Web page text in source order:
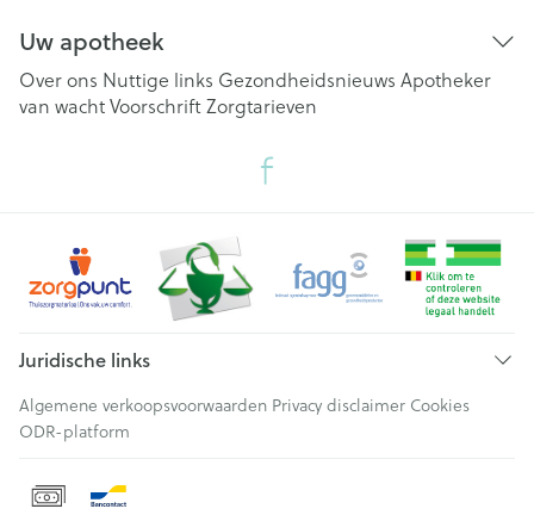
Uw apotheek
Over ons Nuttige links Gezondheidsnieuws Apotheker
van wachtVoorschriftZorgtarieven
Juridische links
Algemene verkoopsvoorwaarden Privacy disclaimer Cookies
ODR-platform